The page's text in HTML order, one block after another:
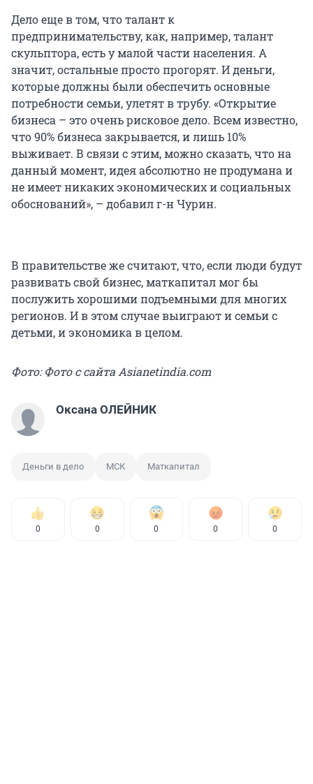
Дело еще в том, что талант к
предпринимательству, как, например, талант
скульптора, есть у малой части населения. А
значит, остальные просто прогорят. И деньги,
которые должны были обеспечить основные
потребности семьи, улетят в трубу. «Открытие
бизнеса – это очень рисковое дело. Всем известно,
что 90% бизнеса закрывается, и лишь 10%
выживает. В связи с этим, можно сказать, что на
данный момент, идея абсолютно не продумана и
не имеет никаких экономических и социальных
обоснований», – добавил г-н Чурин.
В правительстве же считают, что, если люди будут
развивать свой бизнес, маткапитал мог бы
послужить хорошими подъемными для многих
регионов. И в этом случае выиграют и семьи с
детьми, и экономика в целом.
Фото: Фото с сайта Asianetindia.com
Оксана ОЛЕЙНИК
Деньги в дело МСК Маткапитал
0 0 0 0 0